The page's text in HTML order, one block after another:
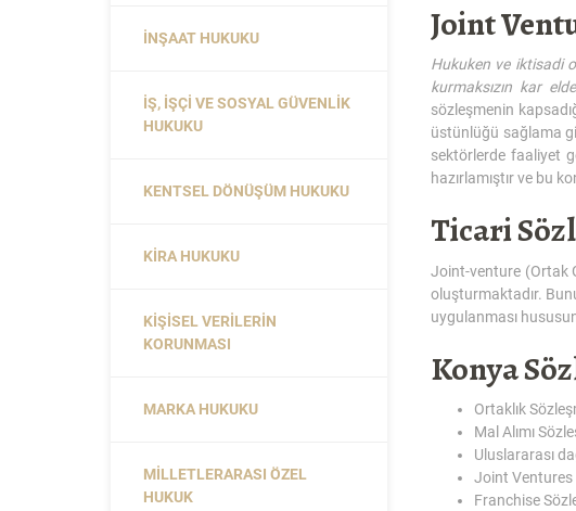
Joint
Hukuken ve iktisadi
kurmaksızın kar
sözleşmenin
üstünlüğü sağlama
sektörlerde faaliyet
hazırlamıştır ve bu
Ticari
Joint-venture (Ortak
oluşturmaktadır.
uygulanması
Konya
Ortaklık
Mal Alımı
Uluslararası
Joint Ventures
Franchise
İNŞAAT HUKUKU
İŞ, İŞÇI VE SOSYAL GÜVENLIK
HUKUKU
KENTSEL DÖNÜŞÜM HUKUKU
KIRA HUKUKU
KIŞISEL VERILERIN
KORUNMASI
MARKA HUKUKU
MILLETLERARASI ÖZEL
HUKUK